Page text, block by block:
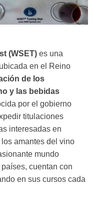
(WSET) es una
en el Reino
de los
y las bebidas
por el gobierno
titulaciones
interesadas en
amantes del vino
mundo
cuentan con
en sus cursos cada